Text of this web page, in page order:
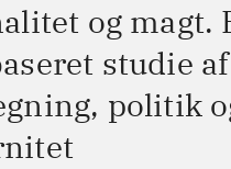
og magt.
studie af
politik